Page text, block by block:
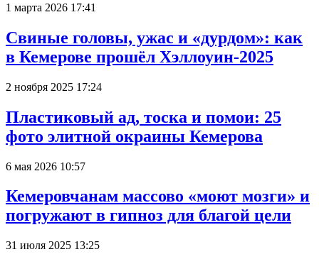
1 марта 2026 17:41
Свиные головы, ужас и «дурдом»: как
в Кемерове прошёл Хэллоуин-2025
2 ноября 2025 17:24
Пластиковый ад, тоска и помои: 25
фото элитной окраины Кемерова
6 мая 2026 10:57
Кемеровчанам массово «моют мозги» и
погружают в гипноз для благой цели
31 июля 2025 13:25